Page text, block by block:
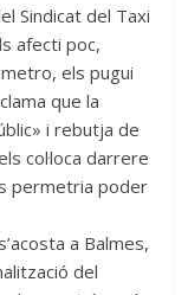
Sindicat del Taxi
afecti poc,
els pugui
que la
i rebutja de
col·loca darrere
permetria poder
a Balmes,
del